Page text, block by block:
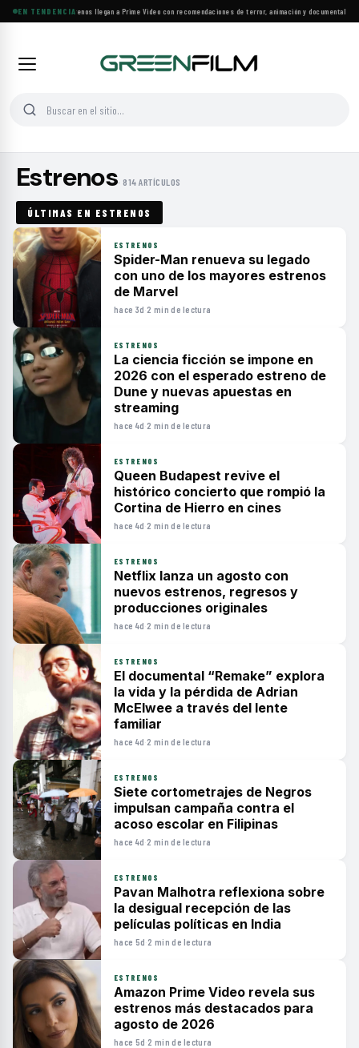
EN TENDENCIA
Más de 160 estrenos llegan a Prime Video con recomendaciones de terror, animación y documentales
Estrenos· 814 ARTÍCULOS
ÚLTIMAS EN ESTRENOS
ESTRENOS
Spider-Man renueva su legado
con uno de los mayores estrenos
de Marvel
hace 3d·2 min de lectura
ESTRENOS
La ciencia ficción se impone en
2026 con el esperado estreno de
Dune y nuevas apuestas en
streaming
hace 4d·2 min de lectura
ESTRENOS
Queen Budapest revive el
histórico concierto que rompió la
Cortina de Hierro en cines
hace 4d·2 min de lectura
ESTRENOS
Netflix lanza un agosto con
nuevos estrenos, regresos y
producciones originales
hace 4d·2 min de lectura
ESTRENOS
El documental “Remake” explora
la vida y la pérdida de Adrian
McElwee a través del lente
familiar
hace 4d·2 min de lectura
ESTRENOS
Siete cortometrajes de Negros
impulsan campaña contra el
acoso escolar en Filipinas
hace 4d·2 min de lectura
ESTRENOS
Pavan Malhotra reflexiona sobre
la desigual recepción de las
películas políticas en India
hace 5d·2 min de lectura
ESTRENOS
Amazon Prime Video revela sus
estrenos más destacados para
agosto de 2026
hace 5d·2 min de lectura